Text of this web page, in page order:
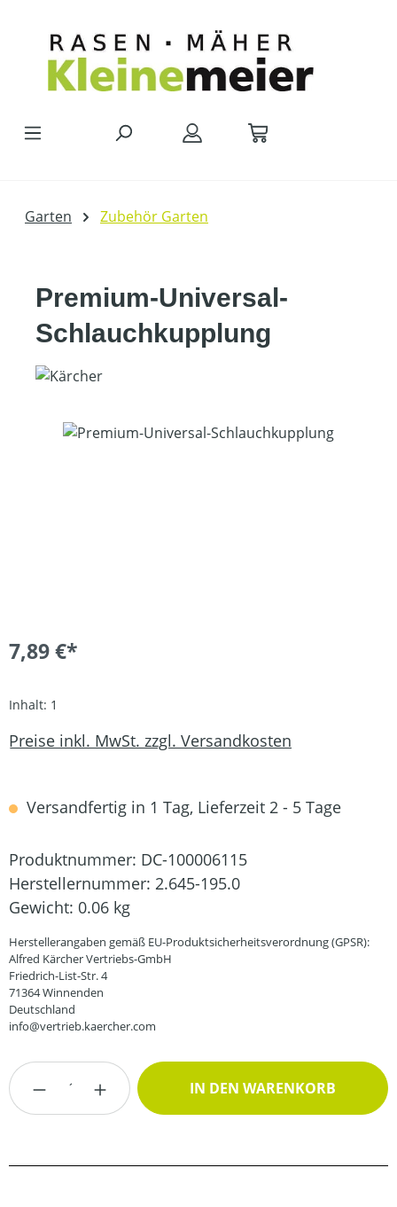
Garten Zubehör Garten
Premium-Universal-
Schlauchkupplung
Bildergalerie überspringen
7,89 €*
Inhalt: 1
Preise inkl. MwSt. zzgl. Versandkosten
Versandfertig in 1 Tag, Lieferzeit 2 - 5 Tage
Produktnummer: DC-100006115
Herstellernummer: 2.645-195.0
Gewicht: 0.06 kg
Herstellerangaben gemäß EU-Produktsicherheitsverordnung (GPSR):
Alfred Kärcher Vertriebs-GmbH
Friedrich-List-Str. 4
71364 Winnenden
Deutschland
info@vertrieb.kaercher.com
Produkt Anzahl: Gib den gewünschten
IN DEN WARENKORB